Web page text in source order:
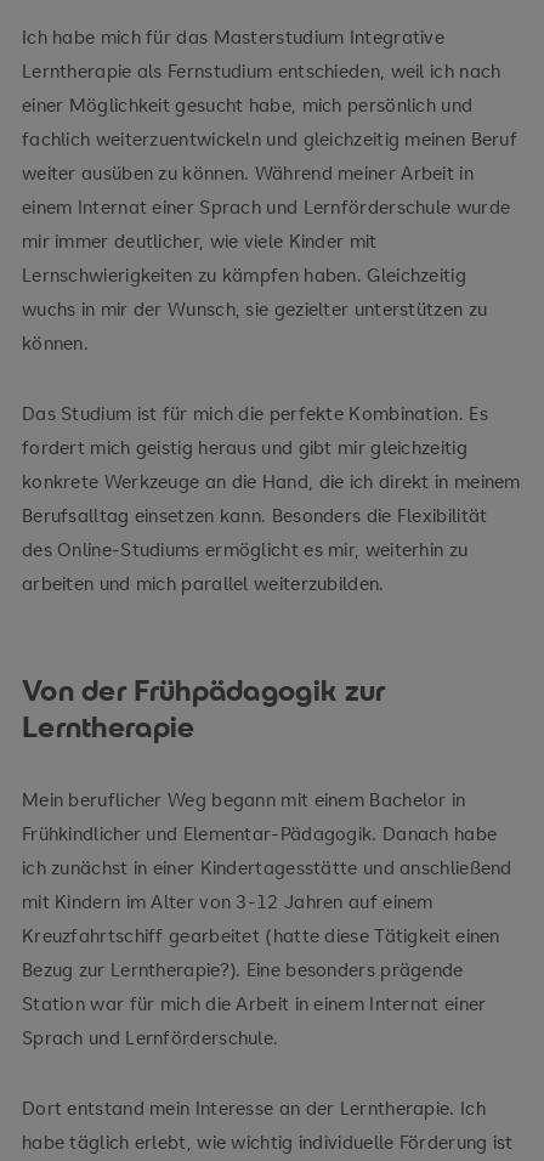
Ich habe mich für das Masterstudium Integrative
Lerntherapie als Fernstudium entschieden, weil ich nach
einer Möglichkeit gesucht habe, mich persönlich und
fachlich weiterzuentwickeln und gleichzeitig meinen Beruf
weiter ausüben zu können. Während meiner Arbeit in
einem Internat einer Sprach und Lernförderschule wurde
mir immer deutlicher, wie viele Kinder mit
Lernschwierigkeiten zu kämpfen haben. Gleichzeitig
wuchs in mir der Wunsch, sie gezielter unterstützen zu
können.
Das Studium ist für mich die perfekte Kombination. Es
fordert mich geistig heraus und gibt mir gleichzeitig
konkrete Werkzeuge an die Hand, die ich direkt in meinem
Berufsalltag einsetzen kann. Besonders die Flexibilität
des Online-Studiums ermöglicht es mir, weiterhin zu
arbeiten und mich parallel weiterzubilden.
Von der Frühpädagogik zur
Lerntherapie
Mein beruflicher Weg begann mit einem Bachelor in
Frühkindlicher und Elementar-Pädagogik. Danach habe
ich zunächst in einer Kindertagesstätte und anschließend
mit Kindern im Alter von 3-12 Jahren auf einem
Kreuzfahrtschiff gearbeitet (hatte diese Tätigkeit einen
Bezug zur Lerntherapie?). Eine besonders prägende
Station war für mich die Arbeit in einem Internat einer
Sprach und Lernförderschule.
Dort entstand mein Interesse an der Lerntherapie. Ich
habe täglich erlebt, wie wichtig individuelle Förderung ist